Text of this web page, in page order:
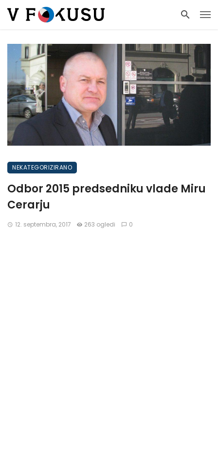
NEKATEGORIZIRANO
Odbor 2015 predsedniku vlade Miru
Cerarju
12. septembra, 2017 263 ogledi 0